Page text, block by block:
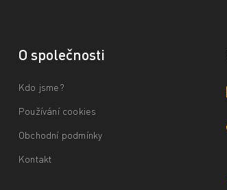
O společnosti
Kdo jsme?
Používání cookies
Obchodní podmínky
Kontakt